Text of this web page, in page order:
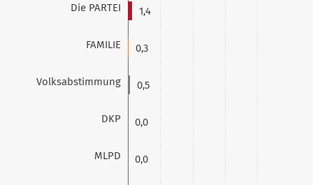
Die PARTEI
FAMILIE
Volksabstimmung
DKP
MLPD
1,4
0,3
0,5
0,0
0,0